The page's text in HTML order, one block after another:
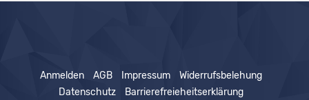
Anmelden AGB Impressum
Widerrufsbelehung
Datenschutz
Barrierefreieheitserklärung